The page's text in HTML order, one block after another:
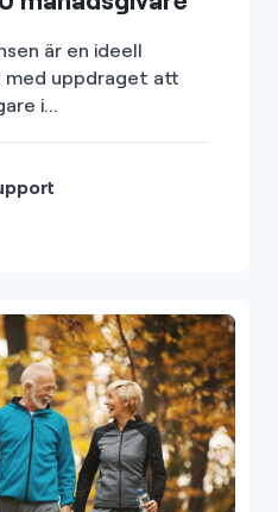
är en ideell
uppdraget att
i...